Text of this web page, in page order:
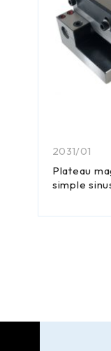
2031/01
Plateau
simple